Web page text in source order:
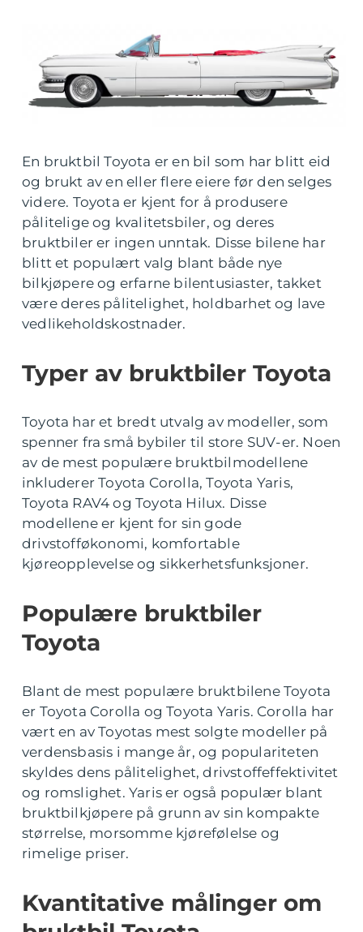
En bruktbil Toyota er en bil som har blitt eid
og brukt av en eller flere eiere før den selges
videre. Toyota er kjent for å produsere
pålitelige og kvalitetsbiler, og deres
bruktbiler er ingen unntak. Disse bilene har
blitt et populært valg blant både nye
bilkjøpere og erfarne bilentusiaster, takket
være deres pålitelighet, holdbarhet og lave
vedlikeholdskostnader.
Typer av bruktbiler Toyota
Toyota har et bredt utvalg av modeller, som
spenner fra små bybiler til store SUV-er. Noen
av de mest populære bruktbilmodellene
inkluderer Toyota Corolla, Toyota Yaris,
Toyota RAV4 og Toyota Hilux. Disse
modellene er kjent for sin gode
drivstofføkonomi, komfortable
kjøreopplevelse og sikkerhetsfunksjoner.
Populære bruktbiler
Toyota
Blant de mest populære bruktbilene Toyota
er Toyota Corolla og Toyota Yaris. Corolla har
vært en av Toyotas mest solgte modeller på
verdensbasis i mange år, og populariteten
skyldes dens pålitelighet, drivstoffeffektivitet
og romslighet. Yaris er også populær blant
bruktbilkjøpere på grunn av sin kompakte
størrelse, morsomme kjørefølelse og
rimelige priser.
Kvantitative målinger om